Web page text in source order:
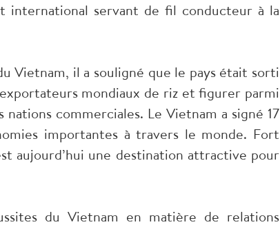
servant de fil conducteur à la
Vietnam, il a souligné que le pays était sorti
mondiaux de riz et figurer parmi
commerciales. Le Vietnam a signé 17
importantes à travers le monde. Fort
aujourd’hui une destination attractive pour
du Vietnam en matière de relations